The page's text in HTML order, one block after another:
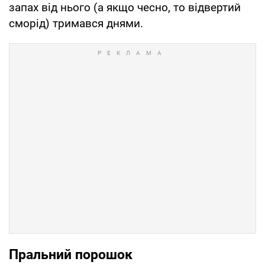
запах від нього (а якщо чесно, то відвертий
сморід) тримався днями.
Пральний порошок